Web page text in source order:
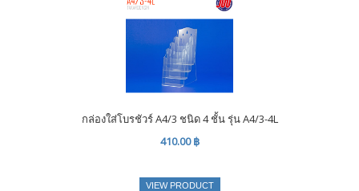
กล่องใส่โบรชัวร์ A4/3 ชนิด 4 ชั้น รุ่น A4/3-4L
410.00 ฿
VIEW PRODUCT